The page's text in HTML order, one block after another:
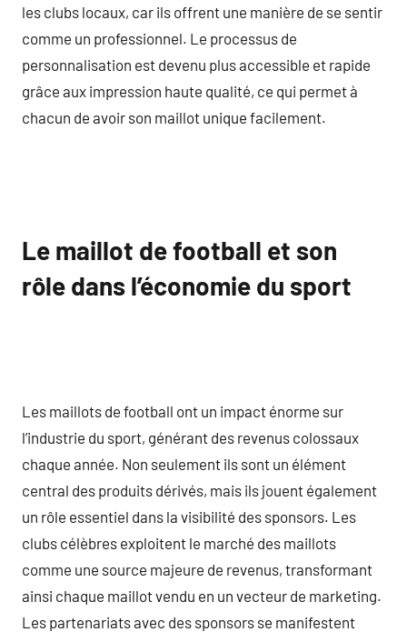
les clubs locaux, car ils offrent une manière de se sentir
comme un professionnel. Le processus de
personnalisation est devenu plus accessible et rapide
grâce aux impression haute qualité, ce qui permet à
chacun de avoir son maillot unique facilement.
Le maillot de football et son
rôle dans l’économie du sport
Les maillots de football ont un impact énorme sur
l’industrie du sport, générant des revenus colossaux
chaque année. Non seulement ils sont un élément
central des produits dérivés, mais ils jouent également
un rôle essentiel dans la visibilité des sponsors. Les
clubs célèbres exploitent le marché des maillots
comme une source majeure de revenus, transformant
ainsi chaque maillot vendu en un vecteur de marketing.
Les partenariats avec des sponsors se manifestent